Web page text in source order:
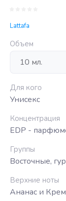
Lattafa
Объем
Для кого
Унисекс
Концентрация
EDP -
Группы
Восточные,
Верхние ноты
Ананас и